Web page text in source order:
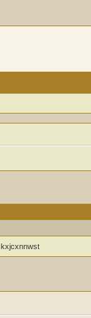
kxjcxnnwst